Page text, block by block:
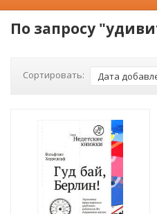
По запросу
Сортировать: Дата